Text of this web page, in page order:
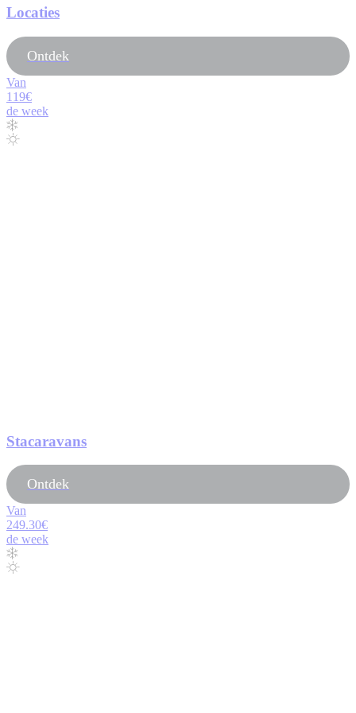
Locaties
Ontdek
Van
119€
de week
Stacaravans
Ontdek
Van
249.30€
de week